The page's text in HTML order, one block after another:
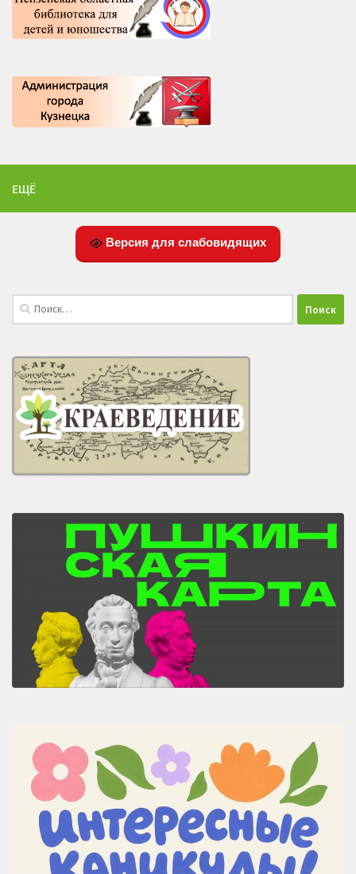
ЕЩЁ
Версия для слабовидящих
Найти: